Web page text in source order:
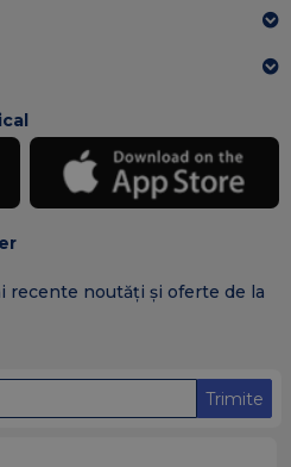
recente noutăți și oferte de la
Trimite